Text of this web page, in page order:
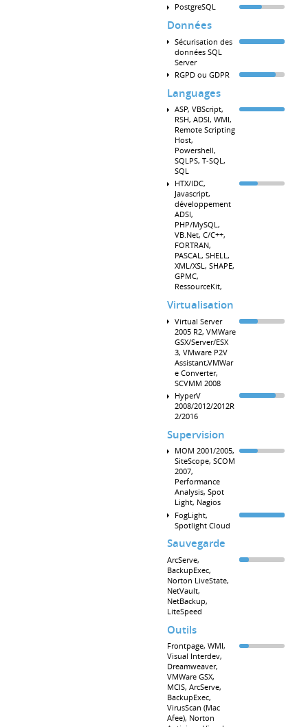
PostgreSQL
Données
Sécurisation des
données SQL
Server
RGPD ou GDPR
Languages
ASP, VBScript,
RSH, ADSI, WMI,
Remote Scripting
Host,
Powershell,
SQLPS, T-SQL,
SQL
HTX/IDC,
Javascript,
développement
ADSI,
PHP/MySQL,
VB.Net, C/C++,
FORTRAN,
PASCAL, SHELL,
XML/XSL, SHAPE,
GPMC,
RessourceKit,
Virtualisation
Virtual Server
2005 R2, VMWare
GSX/Server/ESX
3, VMware P2V
Assistant,VMWar
e Converter,
SCVMM 2008
HyperV
2008/2012/2012R
2/2016
Supervision
MOM 2001/2005,
SiteScope, SCOM
2007,
Performance
Analysis, Spot
Light, Nagios
FogLight,
Spotlight Cloud
Sauvegarde
ArcServe,
BackupExec,
Norton LiveState,
NetVault,
NetBackup,
LiteSpeed
Outils
Frontpage, WMI,
Visual Interdev,
Dreamweaver,
VMWare GSX,
MCIS, ArcServe,
BackupExec,
VirusScan (Mac
Afee), Norton